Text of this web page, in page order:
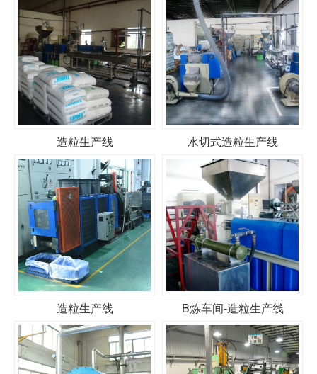
造粒生产线 水切式造粒生产线
造粒生产线 B炼车间-造粒生产线